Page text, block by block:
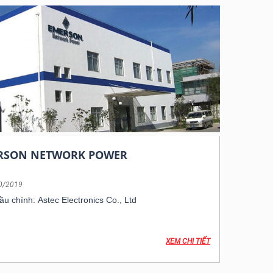
NETWORK POWER
2019
chính: Astec Electronics Co., Ltd
XEM CHI TIẾT